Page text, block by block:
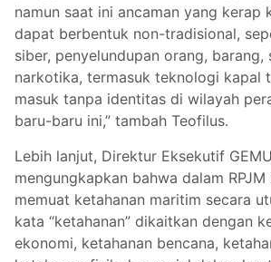
namun saat ini ancaman yang kerap
dapat berbentuk non-tradisional,
siber, penyelundupan orang, barang,
narkotika, termasuk teknologi kapal
masuk tanpa identitas di wilayah
baru-baru ini,” tambah Teofilus.
Lebih lanjut, Direktur Eksekutif
mengungkapkan bahwa dalam
memuat ketahanan maritim secara
kata “ketahanan” dikaitkan dengan
ekonomi, ketahanan bencana,